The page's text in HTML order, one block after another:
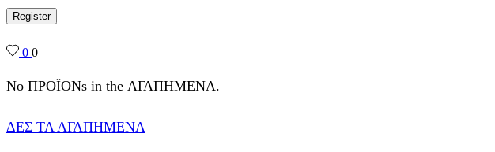
Register
0 0
No ΠΡΟΪΟΝs in the ΑΓΑΠΗΜΕΝΑ.
ΔΕΣ ΤΑ ΑΓΑΠΗΜΕΝΑ